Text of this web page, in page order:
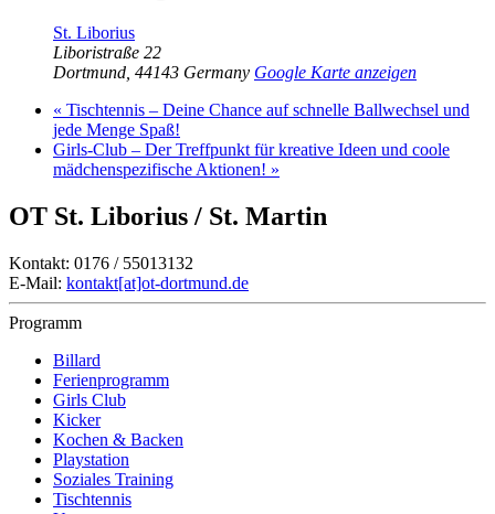
St. Liborius
Liboristraße 22
Dortmund 44143 Germany Google Karte anzeigen
« Tischtennis – Deine Chance auf schnelle Ballwechsel und
jede Menge Spaß!
Girls-Club – Der Treffpunkt für kreative Ideen und coole
mädchenspezifische Aktionen! »
OT St. Liborius / St. Martin
Kontakt: 0176 / 55013132
E-Mail: kontakt[at]ot-dortmund.de
Programm
Billard
Ferienprogramm
Girls Club
Kicker
Kochen & Backen
Playstation
Soziales Training
Tischtennis